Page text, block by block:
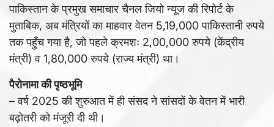
पाकिस्तान के प्रमुख समाचार चैनल जियो न्यूज की रिपोर्ट के
मुताबिक, अब मंत्रियों का माहवार वेतन 5,19,000 पाकिस्तानी रुपये
तक पहुँच गया है, जो पहले क्रमशः 2,00,000 रुपये (केंद्रीय
मंत्री) व 1,80,000 रुपये (राज्य मंत्री) था।
पैरोनामा की पृष्ठभूमि
– वर्ष 2025 की शुरुआत में ही संसद ने सांसदों के वेतन में भारी
बढ़ोतरी को मंजूरी दी थी।